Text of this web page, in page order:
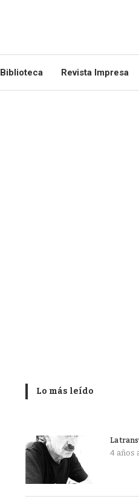
Biblioteca Revista Impresa
Lo más leído
La
4 años